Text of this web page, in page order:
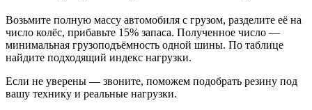
Возьмите полную массу автомобиля с грузом, разделите её на
число колёс, прибавьте 15% запаса. Полученное число —
минимальная грузоподъёмность одной шины. По таблице
найдите подходящий индекс нагрузки.
Если не уверены — звоните, поможем подобрать резину под
вашу технику и реальные нагрузки.